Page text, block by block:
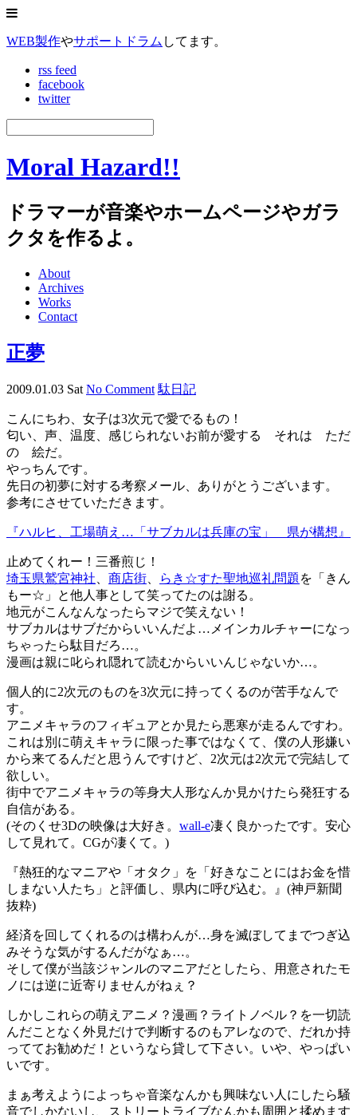
WEB製作やサポートドラム してます。
rss feed
facebook
twitter
Moral Hazard!!
ドラマーが音楽やホームページやガラ
クタを作るよ。
About
Archives
Works
Contact
正夢
2009.01.03 Sat No Comment 駄日記
こんにちわ、女子は3次元で愛でるもの！
匂い、声、温度、感じられないお前が愛する それは ただ
の 絵だ。
やっちんです。
先日の初夢に対する考察メール、ありがとうございます。
参考にさせていただきます。
『ハルヒ、工場萌え…「サブカルは兵庫の宝」 県が構想』
止めてくれー！三番煎じ！
埼玉県鷲宮神社
商店街 らき☆すた聖地巡礼問題 を「きん
もー☆」と他人事として笑ってたのは謝る。
地元がこんなんなったらマジで笑えない！
サブカルはサブだからいいんだよ…メインカルチャーになっ
ちゃったら駄目だろ…。
漫画は親に叱られ隠れて読むからいいんじゃないか…。
個人的に2次元のものを3次元に持ってくるのが苦手なんで
す。
アニメキャラのフィギュアとか見たら悪寒が走るんですわ。
これは別に萌えキャラに限った事ではなくて、僕の人形嫌い
から来てるんだと思うんですけど、2次元は2次元で完結して
欲しい。
街中でアニメキャラの等身大人形なんか見かけたら発狂する
自信がある。
(そのくせ3Dの映像は大好き。 wall-e凄く良かったです。安心
して見れて。CGが凄くて。)
『熱狂的なマニアや「オタク」を「好きなことにはお金を惜
しまない人たち」と評価し、県内に呼び込む。』(神戸新聞
抜粋)
経済を回してくれるのは構わんが…身を滅ぼしてまでつぎ込
みそうな気がするんだがなぁ…。
そして僕が当該ジャンルのマニアだとしたら、用意されたモ
ノには逆に近寄りませんがねぇ？
しかしこれらの萌えアニメ？漫画？ライトノベル？を一切読
んだことなく外見だけで判断するのもアレなので、だれか持
っててお勧めだ！というなら貸して下さい。いや、やっぱい
いです。
まぁ考えようによっちゃ音楽なんかも興味ない人にしたら騒
音でしかないし、ストリートライブなんかも周囲と揉めます